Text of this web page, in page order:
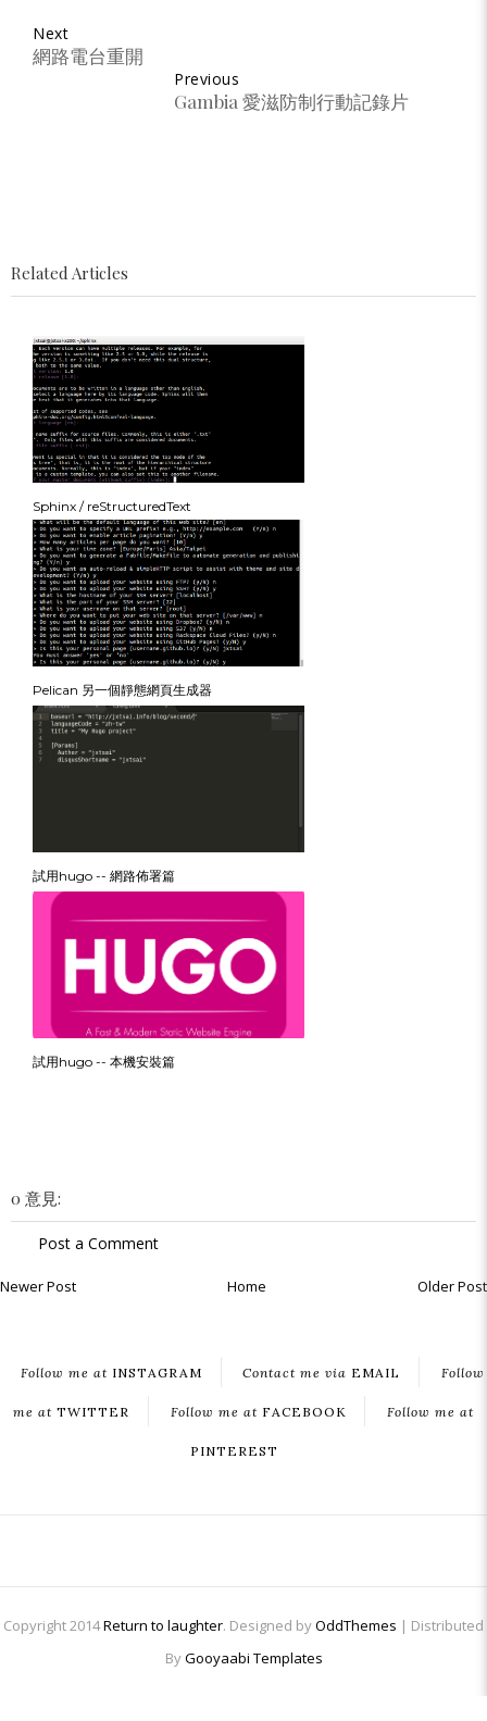
Next
網路電台重開
Previous
Gambia 愛滋防制行動記錄片
Related Articles
Sphinx / reStructuredText
Pelican 另一個靜態網頁生成器
試用hugo -- 網路佈署篇
試用hugo -- 本機安裝篇
0 意見:
Post a Comment
Newer Post Older Post
Home
Follow me atINSTAGRAM Contact me via EMAIL Follow
me atTWITTER Follow me atFACEBOOK Follow me at
PINTEREST
Copyright 2014Return to laughter. Designed byOddThemes | Distributed
ByGooyaabi Templates